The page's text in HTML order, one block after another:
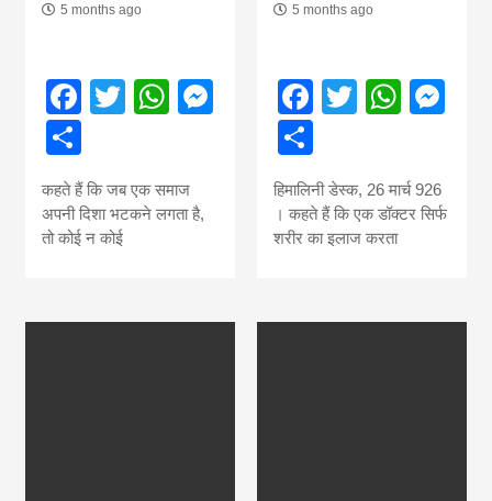
5 months ago
Facebook
TwitterWhatsApp
Messenger
कहते हैं कि जब एक समाज
अपनी दिशा भटकने लगता है,
तो कोई न कोई
5 months ago
Facebook
Twitter
Share
हिमालिनी डेस्क, 26 मार्च 926
। कहते हैं कि एक डॉक्टर सिर्फ
शरीर का इलाज करता